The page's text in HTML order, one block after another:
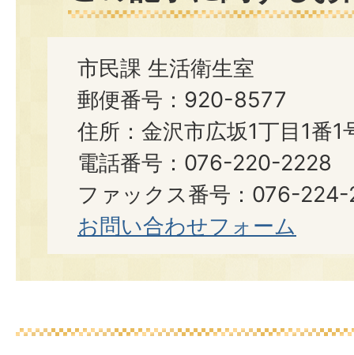
市民課 生活衛生室
郵便番号：920-8577
住所：金沢市広坂1丁目1番1
電話番号：076-220-2228
ファックス番号：076-
お問い合わせフォーム